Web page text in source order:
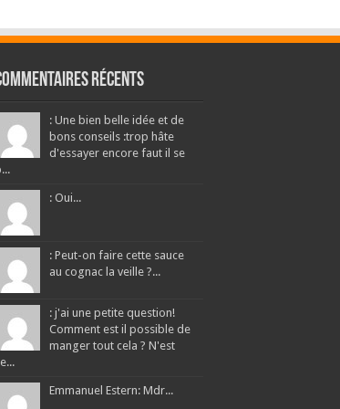
récents
: Une bien belle idée et de
bons conseils :trop hâte
d'essayer encore faut il se
: Oui...
: Peut-on faire cette sauce
au cognac la veille ?...
: j'ai une petite question!
Comment est il possible de
manger tout cela ? N'est
Emmanuel Estern: Mdr...